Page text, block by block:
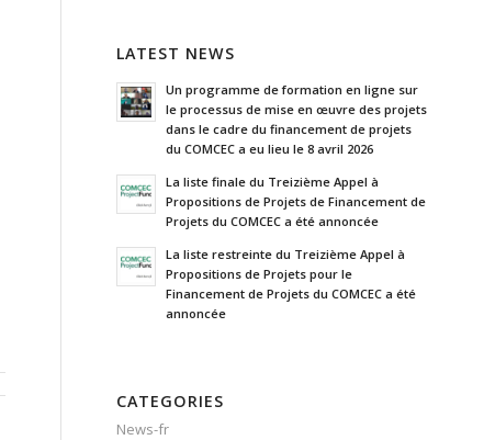
LATEST NEWS
Un programme de formation en ligne sur
le processus de mise en œuvre des projets
dans le cadre du financement de projets
du COMCEC a eu lieu le 8 avril 2026
La liste finale du Treizième Appel à
Propositions de Projets de Financement de
Projets du COMCEC a été annoncée
La liste restreinte du Treizième Appel à
Propositions de Projets pour le
Financement de Projets du COMCEC a été
annoncée
CATEGORIES
News-fr